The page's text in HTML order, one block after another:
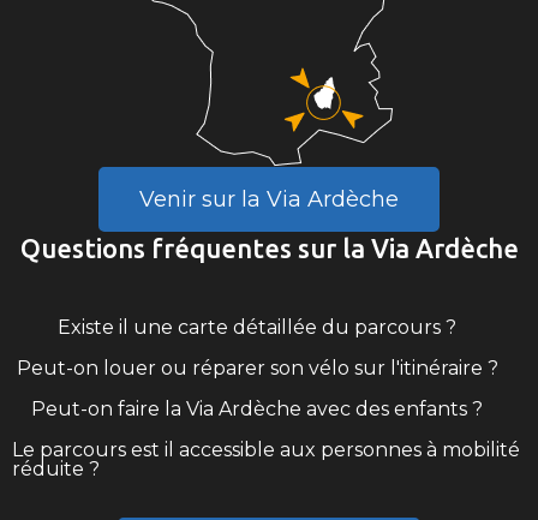
Venir sur la Via Ardèche
Questions fréquentes sur la Via Ardèche
Existe il une carte détaillée du parcours ?
Peut-on louer ou réparer son vélo sur l'itinéraire ?
Peut-on faire la Via Ardèche avec des enfants ?
Le parcours est il accessible aux personnes à mobilité
réduite ?